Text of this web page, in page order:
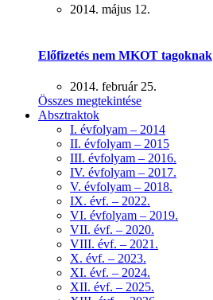
2014. május 12.
Előfizetés nem MKOT tagoknak
2014. február 25.
Összes megtekintése
Absztraktok
I. évfolyam – 2014
II. évfolyam – 2015
III. évfolyam – 2016.
IV. évfolyam – 2017.
V. évfolyam – 2018.
IX. évf. – 2022.
VI. évfolyam – 2019.
VII. évf. – 2020.
VIII. évf. – 2021.
X. évf. – 2023.
XI. évf. – 2024.
XII. évf. – 2025.